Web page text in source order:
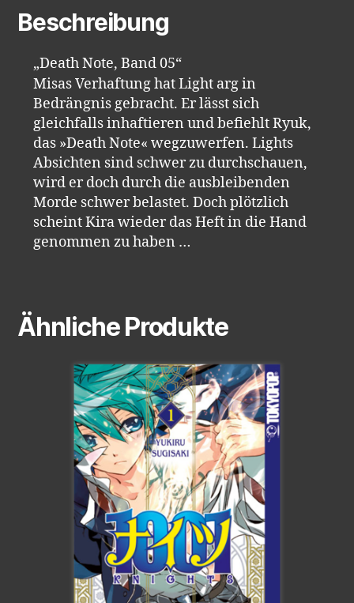
Beschreibung
„Death Note, Band 05“
Misas Verhaftung hat Light arg in
Bedrängnis gebracht. Er lässt sich
gleichfalls inhaftieren und befiehlt Ryuk,
das »Death Note« wegzuwerfen. Lights
Absichten sind schwer zu durchschauen,
wird er doch durch die ausbleibenden
Morde schwer belastet. Doch plötzlich
scheint Kira wieder das Heft in die Hand
genommen zu haben …
Ähnliche Produkte